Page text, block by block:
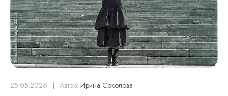
25.05.2026 Автор: Ирина Соколова